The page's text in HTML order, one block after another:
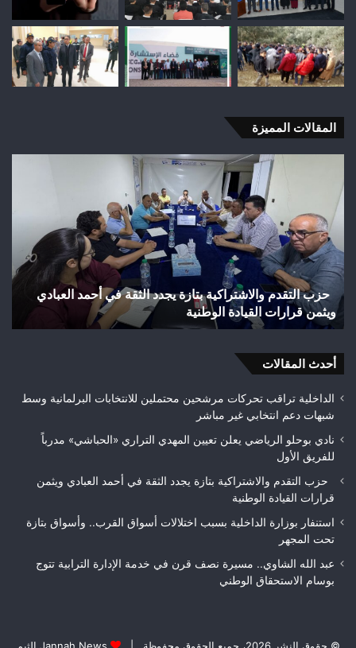
المقالات المميزة
بتازة يجدد الثقة في أحمد العبادي
الوطنية
استنفار
بوزارة
الداخلية
بسبب
اختلالات
أسواق
القرب..
وأسواق
بتازة
تحت
المجهر
استنفار بوزارة
بتازة تحت المجهر
أحدث المقالات
الداخلية تراقب تحركات مرشحين محتملين للانتخابات البرلمانية وسط
شبهات دعم انتخابي غير مباشر
نادي بوحلو الرياضي يعلن تعيين المهدي التراري «الحباشي» مدرباً
للفريق الأول
حزب التقدم والاشتراكية بتازة يجدد الثقة في أحمد العبادي ويثمن
قرارات القيادة الوطنية
استنفار بوزارة الداخلية بسبب اختلالات أسواق القرب.. وأسواق بتازة
تحت المجهر
عبد الله الشاوي.. مسيرة نصف قرن في خدمة الإدارة الترابية تتوج
بوسام الاستحقاق الوطني
© حقوق النشر 2026، جميع الحقوق محفوظة | Jannah News الثيم